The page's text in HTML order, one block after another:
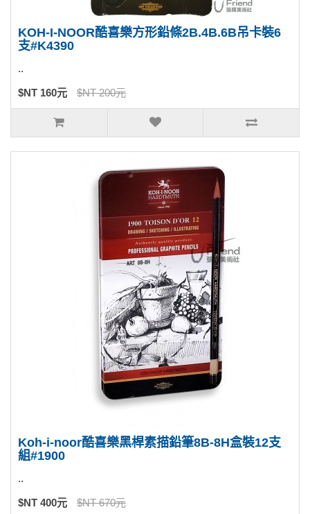
KOH-I-NOOR酷喜樂方形鉛條2B.4B.6B吊卡裝6
支#K4390
..
$NT 160元 $NT 200元
Koh-i-noor酷喜樂黑桿素描鉛筆8B-8H盒裝12支
組#1900
..
$NT 400元 $NT 670元